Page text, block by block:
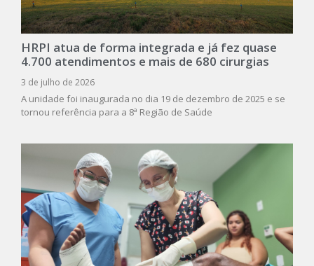
HRPI atua de forma integrada e já fez quase
4.700 atendimentos e mais de 680 cirurgias
3 de julho de 2026
A unidade foi inaugurada no dia 19 de dezembro de 2025 e se
tornou referência para a 8ª Região de Saúde